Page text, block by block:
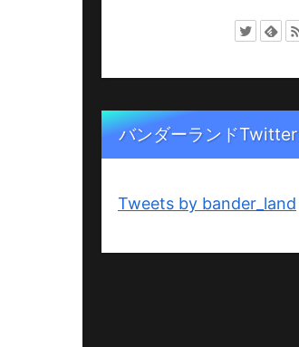
バンダーランドTwitter
Tweets by bander_land